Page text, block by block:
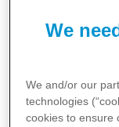
We
We and/or our
technologies
cookies to ensure